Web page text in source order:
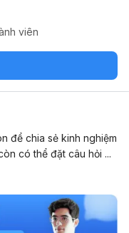
viên
để chia sẻ kinh nghiệm
có thể đặt câu hỏi ...